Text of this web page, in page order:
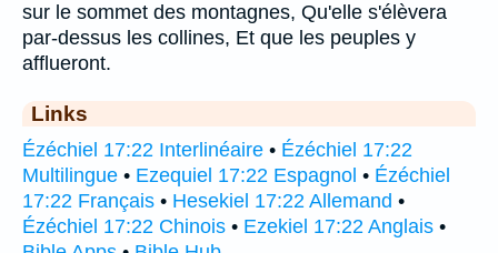
sur le sommet des montagnes, Qu'elle s'élèvera
par-dessus les collines, Et que les peuples y
afflueront.
Links
Ézéchiel 17:22 Interlinéaire • Ézéchiel 17:22
Multilingue • Ezequiel 17:22 Espagnol • Ézéchiel
17:22 Français • Hesekiel 17:22 Allemand •
Ézéchiel 17:22 Chinois • Ezekiel 17:22 Anglais •